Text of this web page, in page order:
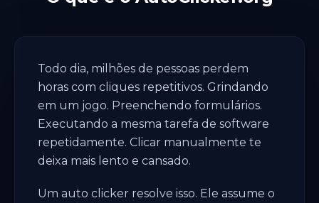
Todo dia, milhões de pessoas perdem
horas com cliques repetitivos. Grindando
em um jogo. Preenchendo formulários.
Executando a mesma tarefa de software
repetidamente. Clicar manualmente te
deixa mais lento e cansado.
Um auto clicker resolve isso. Ele assume o